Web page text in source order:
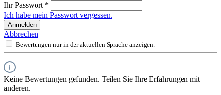
Ihr Passwort *
Ich habe mein Passwort vergessen.
Anmelden
Abbrechen
Bewertungen nur in der aktuellen Sprache anzeigen.
Keine Bewertungen gefunden. Teilen Sie Ihre Erfahrungen mit
anderen.